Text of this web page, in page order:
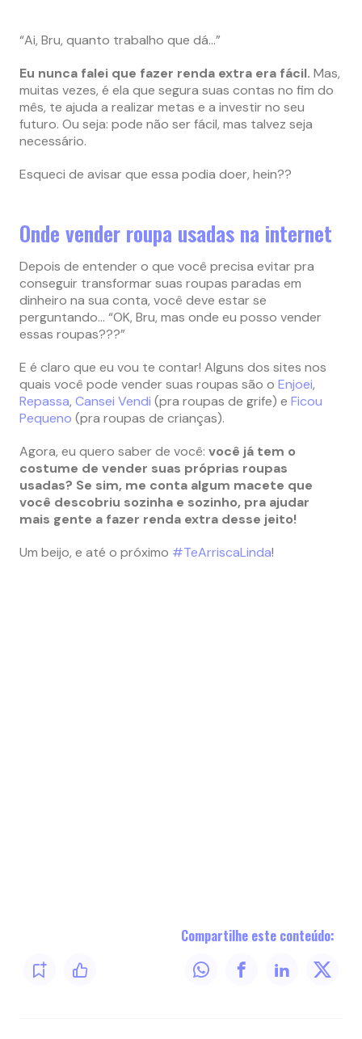
“Ai, Bru, quanto trabalho que dá…”
Eu nunca falei que fazer renda extra era fácil. Mas,
muitas vezes, é ela que segura suas contas no fim do
mês, te ajuda a realizar metas e a investir no seu
futuro. Ou seja: pode não ser fácil, mas talvez seja
necessário.
Esqueci de avisar que essa podia doer, hein??
Onde vender roupa usadas na internet
Depois de entender o que você precisa evitar pra
conseguir transformar suas roupas paradas em
dinheiro na sua conta, você deve estar se
perguntando… “OK, Bru, mas onde eu posso vender
essas roupas???”
E é claro que eu vou te contar! Alguns dos sites nos
quais você pode vender suas roupas são o Enjoei,
Repassa, Cansei Vendi (pra roupas de grife) e Ficou
Pequeno (pra roupas de crianças).
Agora, eu quero saber de você: você já tem o
costume de vender suas próprias roupas
usadas? Se sim, me conta algum macete que
você descobriu sozinha e sozinho, pra ajudar
mais gente a fazer renda extra desse jeito!
Um beijo, e até o próximo #TeArriscaLinda!
Compartilhe este conteúdo: